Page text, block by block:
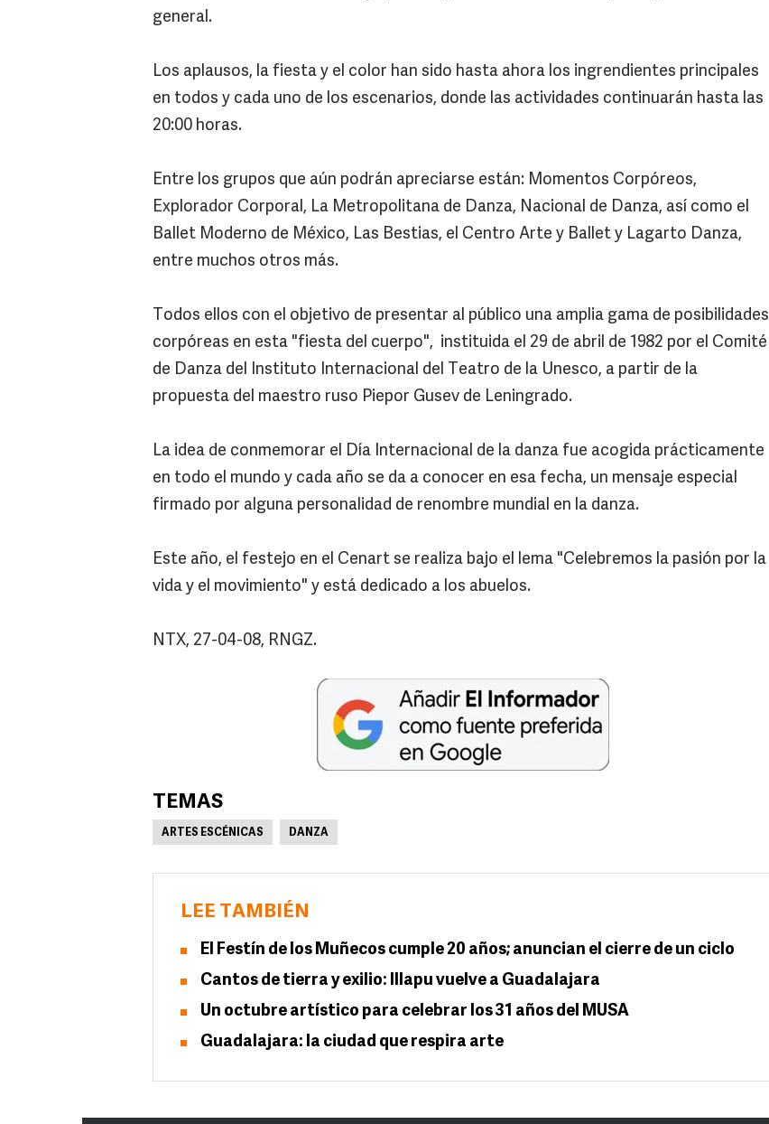
general.
Los aplausos, la fiesta y el color han sido hasta ahora los ingrendientes principales
en todos y cada uno de los escenarios, donde las actividades continuarán hasta las
20:00 horas.
Entre los grupos que aún podrán apreciarse están: Momentos Corpóreos,
Explorador Corporal, La Metropolitana de Danza, Nacional de Danza, así como el
Ballet Moderno de México, Las Bestias, el Centro Arte y Ballet y Lagarto Danza,
entre muchos otros más.
Todos ellos con el objetivo de presentar al público una amplia gama de posibilidades
corpóreas en esta "fiesta del cuerpo", instituida el 29 de abril de 1982 por el Comité
de Danza del Instituto Internacional del Teatro de la Unesco, a partir de la
propuesta del maestro ruso Piepor Gusev de Leningrado.
La idea de conmemorar el Día Internacional de la danza fue acogida prácticamente
en todo el mundo y cada año se da a conocer en esa fecha, un mensaje especial
firmado por alguna personalidad de renombre mundial en la danza.
Este año, el festejo en el Cenart se realiza bajo el lema "Celebremos la pasión por la
vida y el movimiento" y está dedicado a los abuelos.
NTX, 27-04-08, RNGZ.
TEMAS
ARTES ESCÉNICAS DANZA
LEE TAMBIÉN
El Festín de los Muñecos cumple 20 años; anuncian el cierre de un ciclo
Cantos de tierra y exilio: Illapu vuelve a Guadalajara
Un octubre artístico para celebrar los 31 años del MUSA
Guadalajara: la ciudad que respira arte